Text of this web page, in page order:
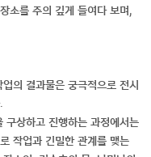
소를 주의 깊게 들여다 보며,
의 결과물은 궁극적으로 전시
구상하고 진행하는 과정에서는
작업과 긴밀한 관계를 맺는